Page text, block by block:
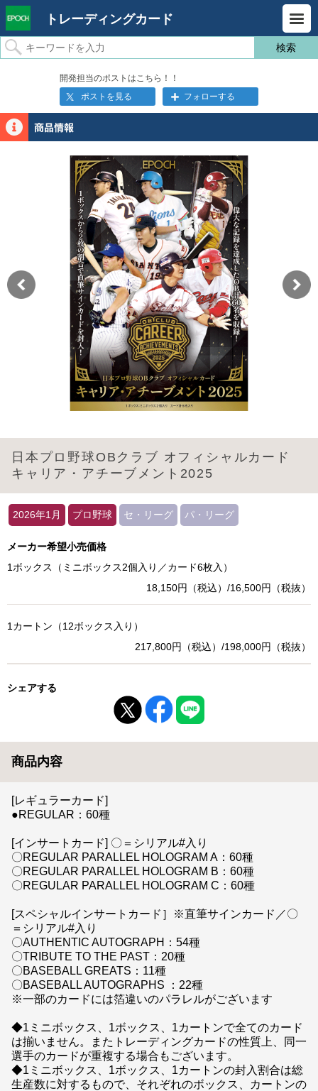
トレーディングカード
開発担当のポストはこちら！！
ポストを見る
フォローする
日本プロ野球OBクラブ オフィシャルカード
キャリア・アチーブメント2025
2026年1月 プロ野球 セ・リーグ パ・リーグ
メーカー希望小売価格
1ボックス（ミニボックス2個入り／カード6枚入）
18,150円（税込）/16,500円（税抜）
1カートン（12ボックス入り）
217,800円（税込）/198,000円（税抜）
シェアする
商品内容
[レギュラーカード]
●REGULAR：60種
[インサートカード] 〇＝シリアル#入り
〇REGULAR PARALLEL HOLOGRAM A：60種
〇REGULAR PARALLEL HOLOGRAM B：60種
〇REGULAR PARALLEL HOLOGRAM C：60種
[スペシャルインサートカード］※直筆サインカード／〇
＝シリアル#入り
〇AUTHENTIC AUTOGRAPH：54種
〇TRIBUTE TO THE PAST：20種
〇BASEBALL GREATS：11種
〇BASEBALL AUTOGRAPHS ：22種
※一部のカードには箔違いのパラレルがございます
◆1ミニボックス、1ボックス、1カートンで全てのカード
は揃いません。またトレーディングカードの性質上、同一
選手のカードが重複する場合もございます。
◆1ミニボックス、1ボックス、1カートンの封入割合は総
生産数に対するもので、それぞれのボックス、カートンの